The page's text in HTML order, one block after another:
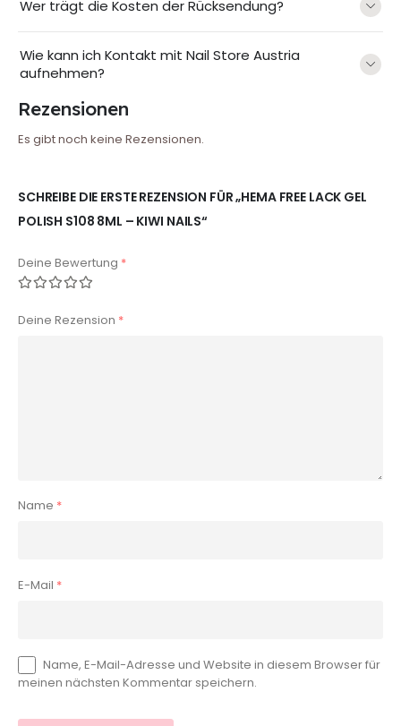
Wer trägt die Kosten der Rücksendung?
Wie kann ich Kontakt mit Nail Store Austria
aufnehmen?
Rezensionen
Es gibt noch keine Rezensionen.
SCHREIBE DIE ERSTE REZENSION FÜR „HEMA FREE LACK GEL
POLISH S108 8ML – KIWI NAILS“
Deine Bewertung *
Deine Rezension *
Name *
E-Mail *
Name, E-Mail-Adresse und Website in diesem Browser für
meinen nächsten Kommentar speichern.